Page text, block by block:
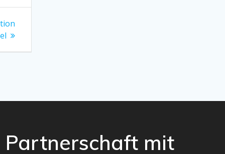
Partnerschaft mit